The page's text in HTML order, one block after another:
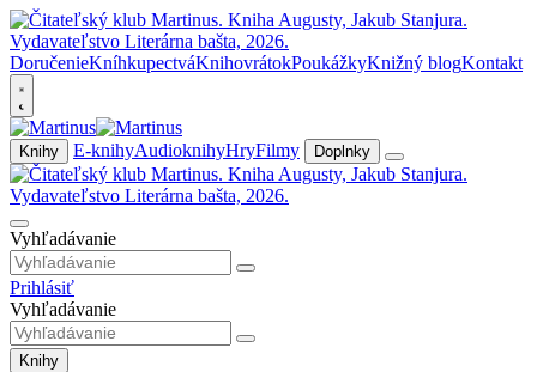
DoručenieKníhkupectváKnihovrátokPoukážkyKnižný blogKontakt
Knihy E-knihyAudioknihyHryFilmy Doplnky
Vyhľadávanie
Prihlásiť
Vyhľadávanie
Knihy